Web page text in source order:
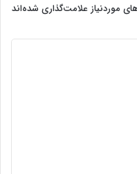
موردنیاز علامت‌گذاری شده‌اند